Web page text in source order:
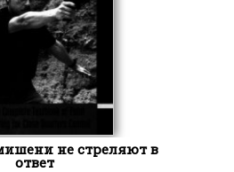
не стреляют в
ответ